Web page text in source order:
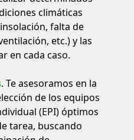
climáticas
falta de
etc.) y las
en cada caso.
. Te asesoramos en la
de los equipos
(EPI) óptimos
tarea, buscando